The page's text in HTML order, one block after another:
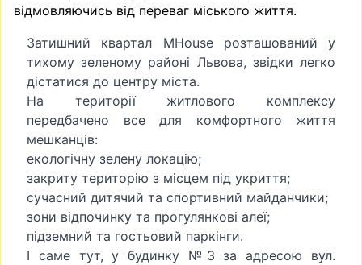
відмовляючись від переваг міського життя.
Затишний квартал MHouse розташований у
тихому зеленому районі Львова, звідки легко
дістатися до центру міста.
На території житлового комплексу
передбачено все для комфортного життя
мешканців:
екологічну зелену локацію;
закриту територію з місцем під укриття;
сучасний дитячий та спортивний майданчики;
зони відпочинку та прогулянкові алеї;
підземний та гостьовий паркінги.
І саме тут, у будинку №3 за адресою вул.